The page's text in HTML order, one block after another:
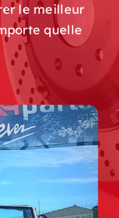
le meilleur
quelle